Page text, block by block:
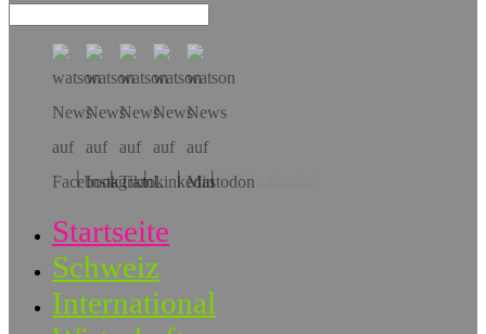
Hol dir die App!
Startseite
Schweiz
International